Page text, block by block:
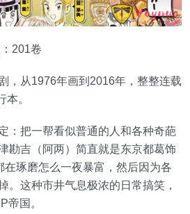
201卷
，从1976年画到2016年，整整连载
。
：把一帮看似普通的人和各种奇葩
勘吉（阿两）简直就是东京都葛饰
在琢磨怎么一夜暴富，然后因为各
。这种市井气息极浓的日常搞笑，
帝国。